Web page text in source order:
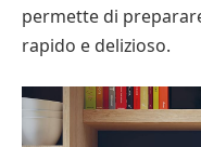
permette di
rapido e delizioso.